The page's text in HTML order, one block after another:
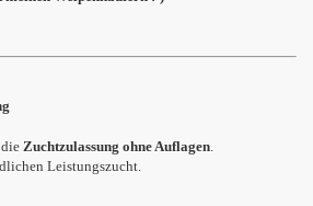
Zuchtzulassung ohne Auflagen.
Leistungszucht.